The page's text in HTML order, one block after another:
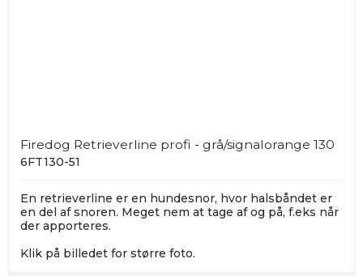
Firedog Retrieverline profi - grå/signalorange 130
6FT130-51
En retrieverline er en hundesnor, hvor halsbåndet er
en del af snoren. Meget nem at tage af og på, f.eks når
der apporteres.
Klik på billedet for større foto.